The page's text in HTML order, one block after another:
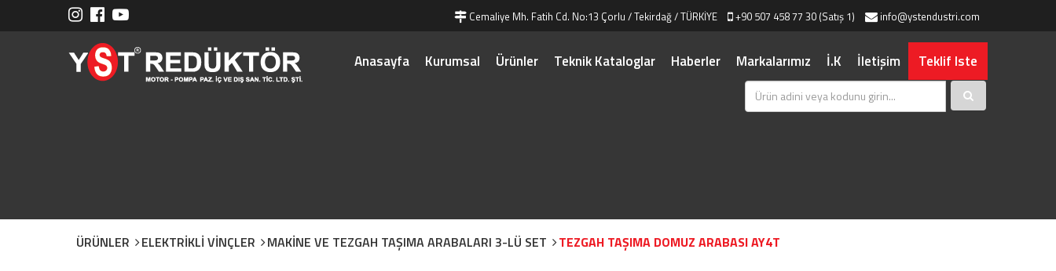
Cemaliye Mh. Fatih Cd. No:13 Çorlu / Tekirdağ / TÜRKİYE +90 507 458 77 30 (Satış 1) info@ystendustri.com
Anasayfa Kurumsal Ürünler Teknik Kataloglar Haberler Markalarımız İ.K İletişim Teklif Iste
ÜRÜNLER ELEKTRİKLİ VİNÇLER MAKİNE VE TEZGAH TAŞIMA ARABALARI 3-LÜ SET TEZGAH TAŞIMA DOMUZ ARABASI AY4T